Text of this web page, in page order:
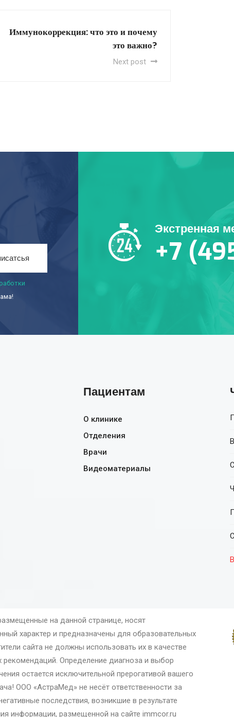
Иммунокоррекция: что это и почему
это важно?
Next post
Экстренная
+7
Пациентам
О клинике
Отделения
Врачи
Видеоматериалы
на данной странице, носят
характер и предназначены для образовательных
сайта не должны использовать их в качестве
рекомендаций. Определение диагноза и выбор
остается исключительной прерогативой вашего
ООО «АстраМед» не несёт ответственности за
последствия, возникшие в результате
информации, размещенной на сайте immcor.ru